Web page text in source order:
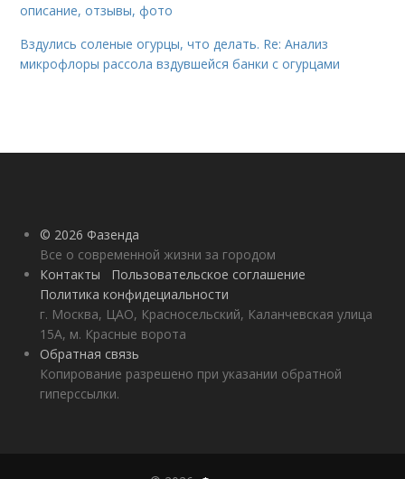
описание, отзывы, фото
Вздулись соленые огурцы, что делать. Re: Анализ
микрофлоры рассола вздувшейся банки с огурцами
© 2026 Фазенда
Все о современной жизни за городом
Контакты
Пользовательское соглашение
Политика конфидециальности
г. Москва, ЦАО, Красносельский, Каланчевская улица
15А, м. Красные ворота
Обратная связь
Копирование разрешено при указании обратной
гиперссылки.